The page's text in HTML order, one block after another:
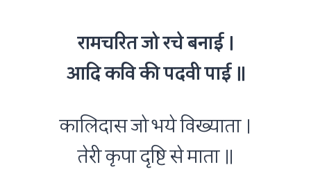
रामचरित जो रचे बनाई ।
आदि कवि की पदवी पाई ॥
कालिदास जो भये विख्याता ।
तेरी कृपा दृष्टि से माता ॥